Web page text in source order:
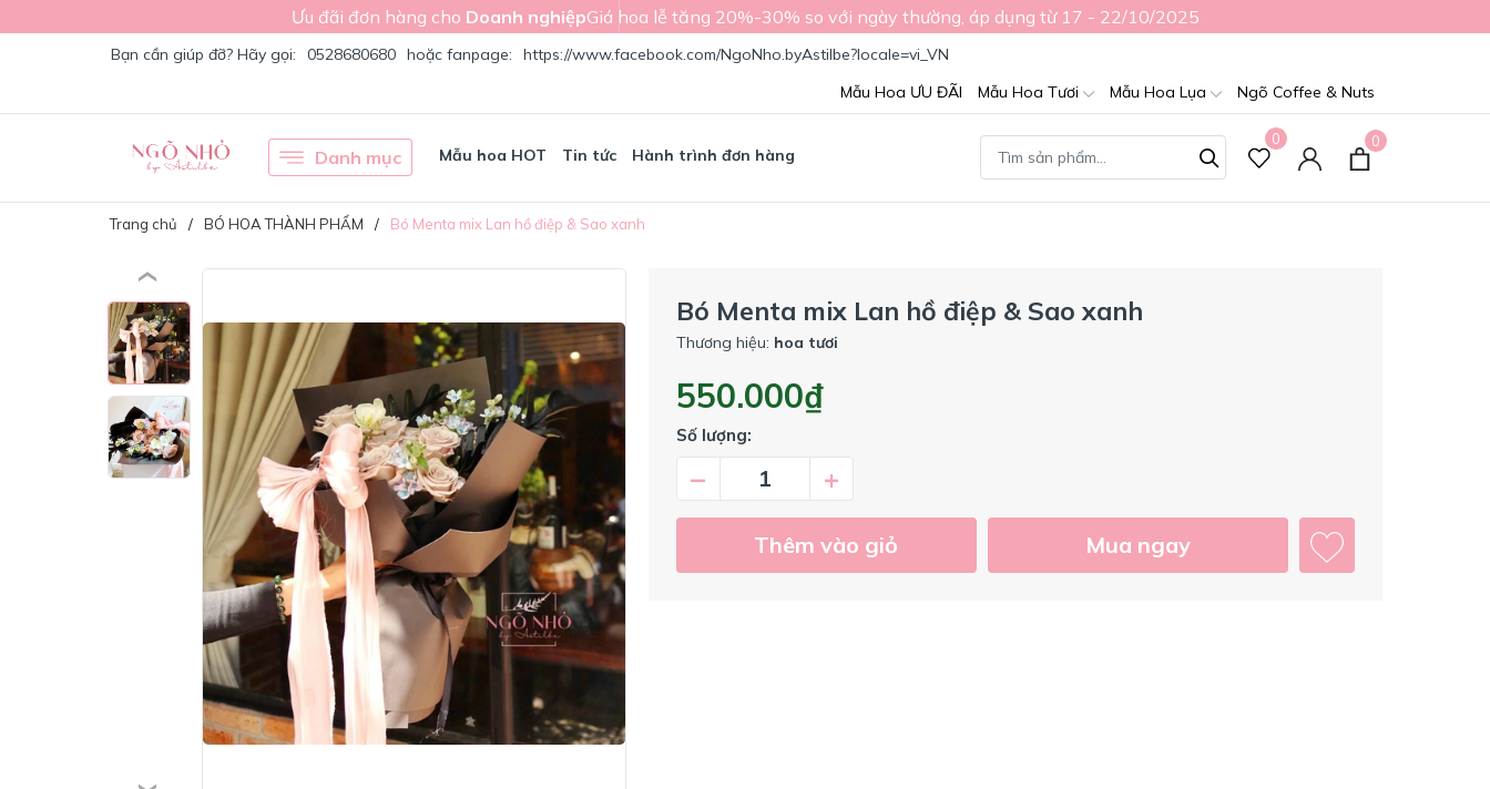
Ưu đãi đơn hàng cho Doanh nghiệpGiá hoa lễ tăng 20%-30% so với ngày thường, áp dụng từ 17 - 22/10/2025
Bạn cần giúp đỡ? Hãy gọi: 0528680680 hoặc fanpage:
https://www.facebook.com/NgoNho.byAstilbe?locale=vi_VN
Mẫu Hoa ƯU ĐÃI
Mẫu Hoa Tươi Mẫu Hoa Lụa Ngõ Coffee & Nuts
Danh mục Mẫu hoa HOT Tin tức Hành trình đơn hàng
0 0
Trang chủ BÓ HOA THÀNH PHẨM Bó Menta mix Lan hồ điệp & Sao xanh
Bó Menta mix Lan hồ điệp & Sao xanh
Thương hiệu: hoa tươi
550.000₫
Số lượng:
– +
Thêm vào giỏ Mua ngay